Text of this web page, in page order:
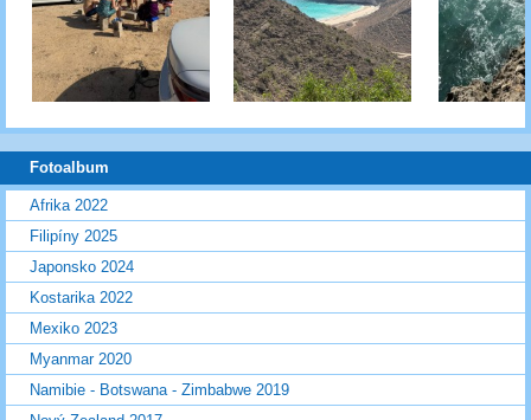
Fotoalbum
Afrika 2022
Filipíny 2025
Japonsko 2024
Kostarika 2022
Mexiko 2023
Myanmar 2020
Namibie - Botswana - Zimbabwe 2019